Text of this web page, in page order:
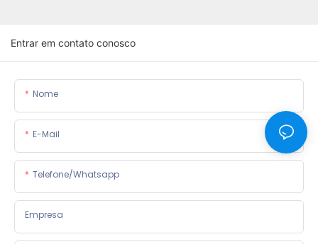
Entrar em contato conosco
Nome
E-Mail
Telefone/whatsapp
Empresa